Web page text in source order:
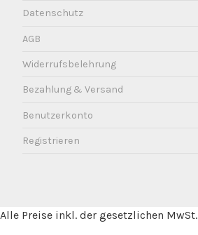
Datenschutz
AGB
Widerrufsbelehrung
Bezahlung & Versand
Benutzerkonto
Registrieren
Alle Preise inkl. der gesetzlichen MwSt.